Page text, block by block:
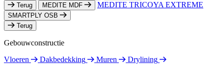
Terug
MEDITE MDF MEDITE TRICOYA EXTREME
SMARTPLY OSB
Terug
Gebouwconstructie
Vloeren
Dakbedekking Muren
Drylining